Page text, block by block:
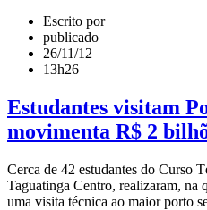
Escrito por
publicado
26/11/12
13h26
Estudantes visitam
movimenta R$ 2
Cerca de 42 estudantes do Curso
Taguatinga Centro, realizaram, na
uma visita técnica ao maior porto